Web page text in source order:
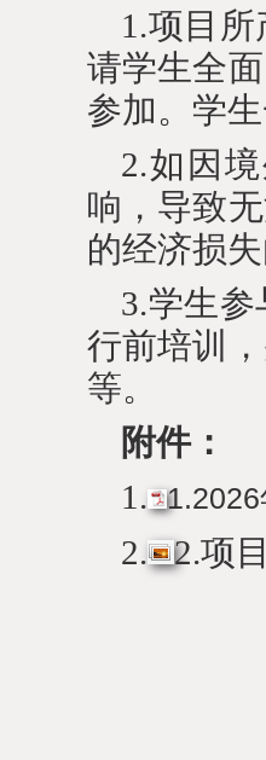
1.项目所
请学生全
参加。学
2.如因
响，导致
的经济损
3.学生
行前培训
等。
附件：
1.
2. 2.项